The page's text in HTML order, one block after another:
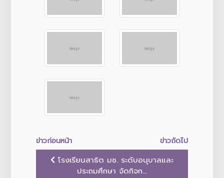
ข่าวก่อนหน้า
ข่าวถัดไป
โรงเรียนสาธิต มช. ระดับอนุบาลและ
ประถมศึกษา จัดกิจก...